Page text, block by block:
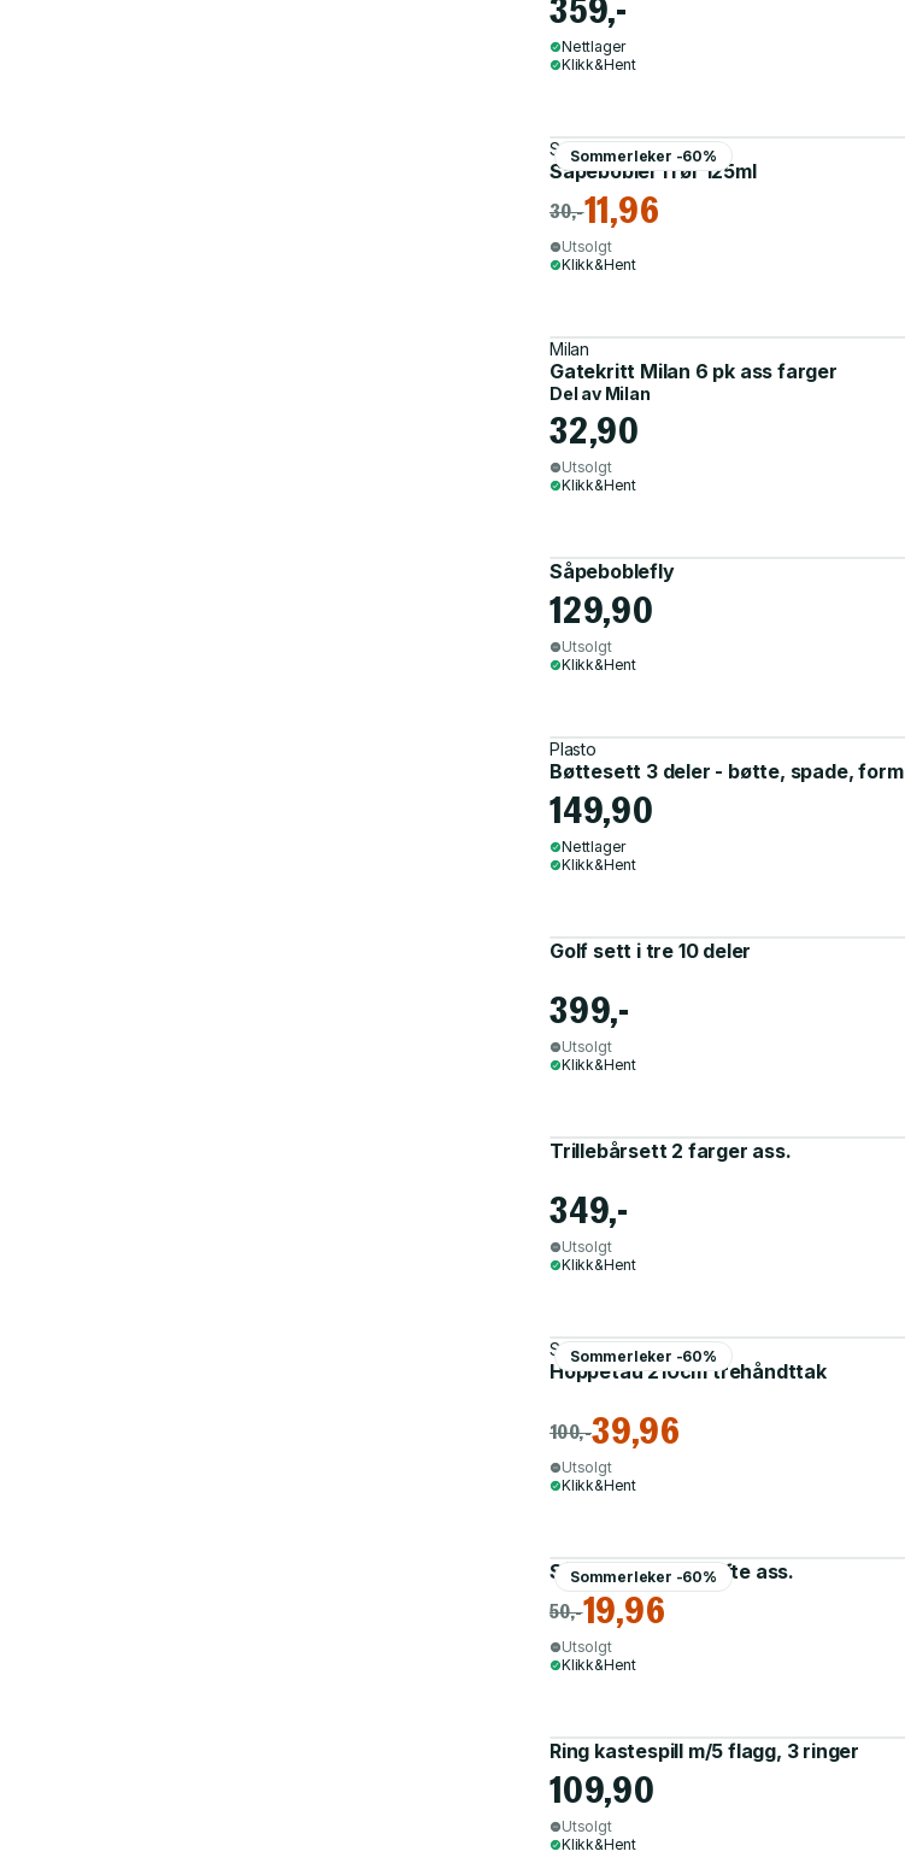
359,-
Nettlager
Klikk&Hent
Sommerleker -60%
Sommerleker
Såpebobler i rør 125ml
30,-11,96
Utsolgt
Klikk&Hent
Milan
Gatekritt Milan 6 pk ass farger
Del av Milan
32,90
Utsolgt
Klikk&Hent
Såpeboblefly
129,90
Utsolgt
Klikk&Hent
Plasto
Bøttesett 3 deler - bøtte, spade, form
149,90
Nettlager
Klikk&Hent
Golf sett i tre 10 deler
399,-
Utsolgt
Klikk&Hent
Trillebårsett 2 farger ass.
349,-
Utsolgt
Klikk&Hent
Sommerleker -60%
Sommerleker
Hoppetau 210cm trehåndttak
100,-39,96
Utsolgt
Klikk&Hent
Sommerleker -60%
Såpebobler med vifte ass.
50,-19,96
Utsolgt
Klikk&Hent
Ring kastespill m/5 flagg, 3 ringer
109,90
Utsolgt
Klikk&Hent